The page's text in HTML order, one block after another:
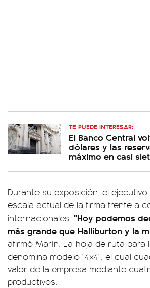
TE PUEDE INTERESAR:
El Banco Central
dólares y las
máximo en casi
Durante su exposición, el
escala actual de la firma frente a
internacionales. "Hoy podemos
más grande que Halliburton y la
afirmó Marín. La hoja de ruta para
denomina modelo "4x4", el cual
valor de la empresa mediante
productivos.